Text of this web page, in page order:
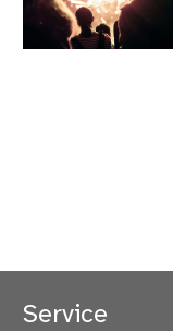
Service